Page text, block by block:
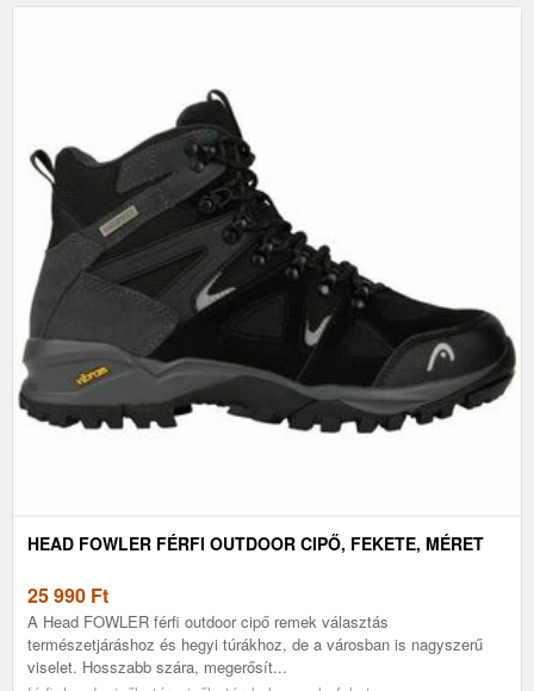
HEAD FOWLER FÉRFI OUTDOOR CIPŐ, FEKETE, MÉRET
25 990 Ft
A Head FOWLER férfi outdoor cipő remek választás
természetjáráshoz és hegyi túrákhoz, de a városban is nagyszerű
viselet. Hosszabb szára, megerősít...